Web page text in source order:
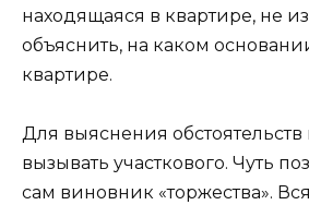
находящаяся в квартире, не
объяснить, на каком
квартире.
Для выяснения
вызывать участкового. Чуть
сам виновник «торжества».